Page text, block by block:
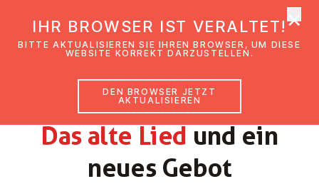
Das alte Liedund ein
neues Gebot
GLAUBENSIMPULS
IHR BROWSER IST VERALTET!
BITTE AKTUALISIEREN SIE IHREN BROWSER, UM DIESE
WEBSITE KORREKT DARZUSTELLEN.
DEN BROWSER JETZT
AKTUALISIEREN
×